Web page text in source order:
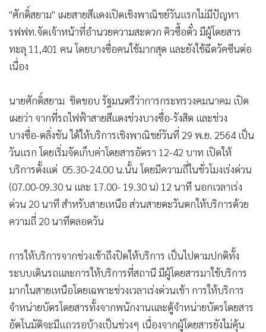
ต่างประเทศ
Special Scoop
• เศรษฐกิจ-ธุรกิจ
• จีน
• อาชญากรรม
• Motoring
• เกม
• วิทยาศาสตร์
• SMEs
• หุ้น
• อินโดจีน
• กองทุนรวม
Celeb Online
Factcheck
ญี่ปุ่น
•
News1
• Gotomanager
"ศักดิ์สยาม" เผยสายสีแดงเปิดเชิงพาณิชย์วันแรกไม่มีปัญหา
รฟฟท.จัดเจ้าหน้าที่อำนวยความสะดวก คิวซื้อตั๋ว มีผู้โดยสาร
ทะลุ 11,401 คน โดยบางซื่อคนใช้มากสุด และยังใช้ฉีดวัคซีนต่อ
เนื่อง
นายศักดิ์สยาม ชิดชอบ รัฐมนตรีว่าการกระทรวงคมนาคม เปิด
เผยว่า จากที่รถไฟฟ้าสายสีแดงช่วงบางซื่อ-รังสิต และช่วง
บางซื่อ-ตลิ่งชัน ได้ให้บริการเชิงพาณิชย์วันที่ 29 พ.ย. 2564 เป็น
วันแรก โดยเริ่มจัดเก็บค่าโดยสารอัตรา 12-42 บาท เปิดให้
บริการตั้งแต่ 05.30-24.00 น.นั้น โดยมีความถี่ในชั่วโมงเร่งด่วน
(07.00-09.30 น และ 17.00- 19.30 น) 12 นาที นอกเวลาเร่ง
ด่วน 20 นาที สำหรับสายเหนือ ส่วนสายตะวันตกให้บริการด้วย
ความถี่ 20 นาทีตลอดวัน
การให้บริการจากช่วงเช้าถึงปิดให้บริการ เป็นไปตามปกติทั้ง
ระบบเดินรถและการให้บริการที่สถานี มีผู้โดยสารมาใช้บริการ
มากในสายเหนือโดยเฉพาะช่วงเวลาเร่งด่วนเช้า การให้บริการ
จำหน่ายบัตรโดยสารทั้งจากพนักงานและตู้จำหน่ายบัตรโดยสาร
อัตโนมัติจะมีแถวรอบ้างเป็นช่วงๆ เนื่องจากผู้โดยสารยังไม่คุ้น